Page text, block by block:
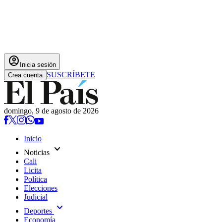
account_circle Inicia sesión
Crea cuenta SUSCRÍBETE
domingo, 9 de agosto de 2026
Inicio
Noticias expand_more
Cali
Licita
Política
Elecciones
Judicial
Deportes expand_more
Economía